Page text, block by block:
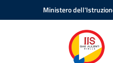
Vai ai contenuti
Vai al menu di navigazione
Ministero